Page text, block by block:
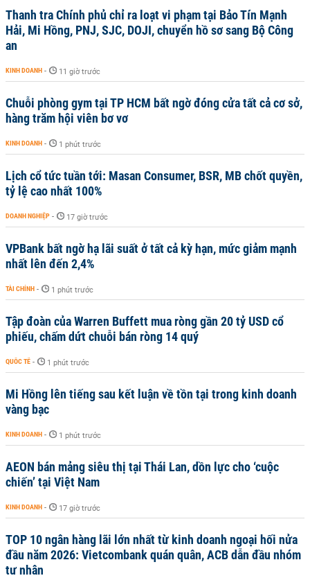
Thanh tra Chính phủ chỉ ra loạt vi phạm tại Bảo Tín Mạnh
Hải, Mi Hồng, PNJ, SJC, DOJI, chuyển hồ sơ sang Bộ Công
an
KINH DOANH - 11 giờ trước
Chuỗi phòng gym tại TP HCM bất ngờ đóng cửa tất cả cơ sở,
hàng trăm hội viên bơ vơ
KINH DOANH - 1 phút trước
Lịch cổ tức tuần tới: Masan Consumer, BSR, MB chốt quyền,
tỷ lệ cao nhất 100%
DOANH NGHIỆP - 17 giờ trước
VPBank bất ngờ hạ lãi suất ở tất cả kỳ hạn, mức giảm mạnh
nhất lên đến 2,4%
TÀI CHÍNH - 1 phút trước
Tập đoàn của Warren Buffett mua ròng gần 20 tỷ USD cổ
phiếu, chấm dứt chuỗi bán ròng 14 quý
QUỐC TẾ - 1 phút trước
Mi Hồng lên tiếng sau kết luận về tồn tại trong kinh doanh
vàng bạc
KINH DOANH - 1 phút trước
AEON bán mảng siêu thị tại Thái Lan, dồn lực cho ‘cuộc
chiến’ tại Việt Nam
KINH DOANH - 17 giờ trước
TOP 10 ngân hàng lãi lớn nhất từ kinh doanh ngoại hối nửa
đầu năm 2026: Vietcombank quán quân, ACB dẫn đầu nhóm
tư nhân